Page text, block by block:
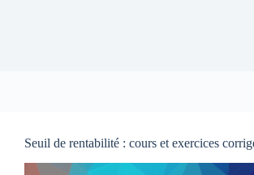
Seuil de rentabilité : cours et exercices